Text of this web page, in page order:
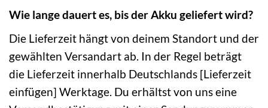
Wie lange dauert es, bis der Akku geliefert wird?
Die Lieferzeit hängt von deinem Standort und der
gewählten Versandart ab. In der Regel beträgt
die Lieferzeit innerhalb Deutschlands [Lieferzeit
einfügen] Werktage. Du erhältst von uns eine